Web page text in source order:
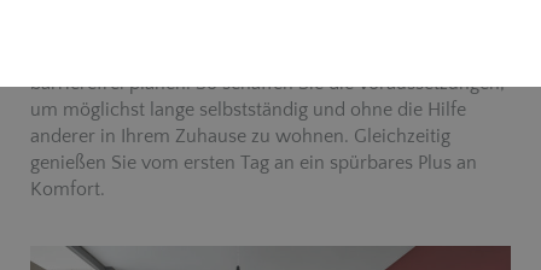
barrierefrei planen. So schaffen Sie die Voraussetzungen,
um möglichst lange selbstständig und ohne die Hilfe
anderer in Ihrem Zuhause zu wohnen. Gleichzeitig
genießen Sie vom ersten Tag an ein spürbares Plus an
Komfort.